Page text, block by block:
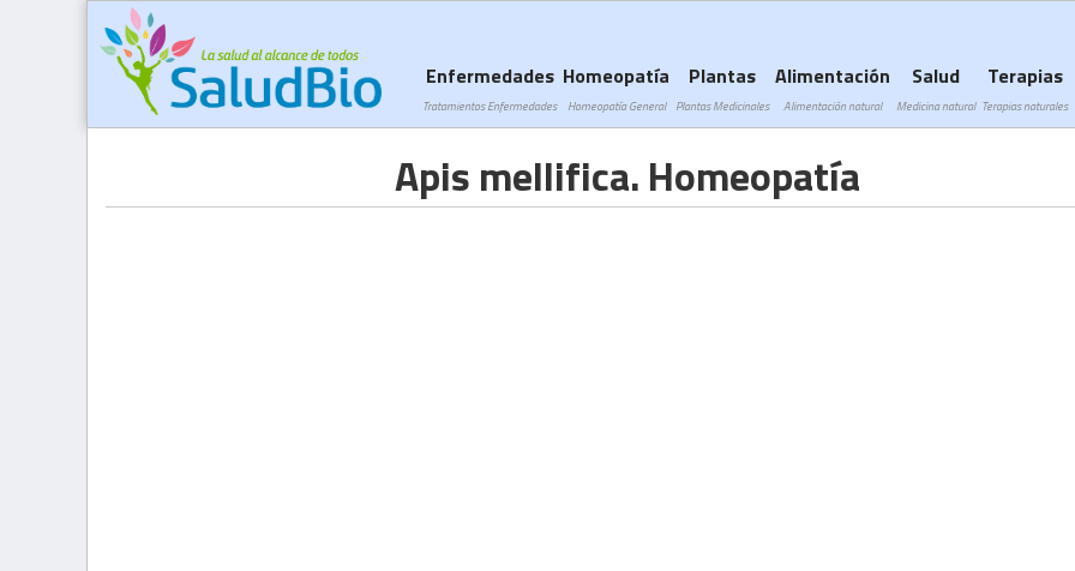
Apis mellifica. Homeopatía
Enfermedades
Tratamientos Enfermedades
Homeopatía
Homeopatía General
Plantas
Plantas Medicinales
Alimentación
Alimentación natural
Salud
Medicina natural
Terapias
Terapias naturales